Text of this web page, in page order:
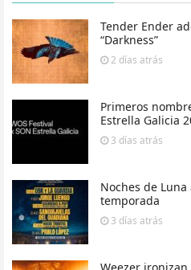
Tender Ender
“Darkness”
2 días atrás
Primeros
Estrella Galicia
3 días atrás
Noches de
temporada
3 días atrás